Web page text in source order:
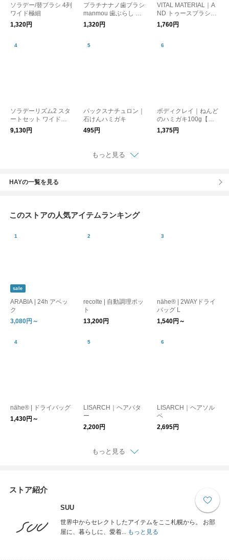
ソラデー/替ブラシ 4列
ワイド極細
1,320円
プラチナナノ歯ブラシ
manmou 歯ぶらし 日
本製 ギフト
1,320円
VITAL MATERIAL｜A
ND トゥースブラシセ
ット レモンミント
1,760円
ソラデーリズム2 スタ
ートセット ワイド極
細
9,130円
パックスナチュロン｜
石けんハミガキ
495円
ボディクレイ｜ねんど
のハミガキ100g【歯
磨き粉】【ギフトおす
すめ】
1,375円
もっと見る
HAYの一覧を見る
このストアの人気アイテムランキング
sale
ARABIA | 24h アベッ
ク
3,080円～
recolte | 自動調理ポッ
ト
13,200円
nähe® | 2WAYドライ
バッグ L
1,540円～
nähe® | ドライバッグ
1,430円～
LISARCH｜ヘアバタ
ー
2,200円
LISARCH｜ヘアソル
ベ
2,695円
もっと見る
ストア紹介
SUU
世界中からセレクトしたアイテムをここ札幌から。 お部
屋に、暮らしに、愛着...もっと見る